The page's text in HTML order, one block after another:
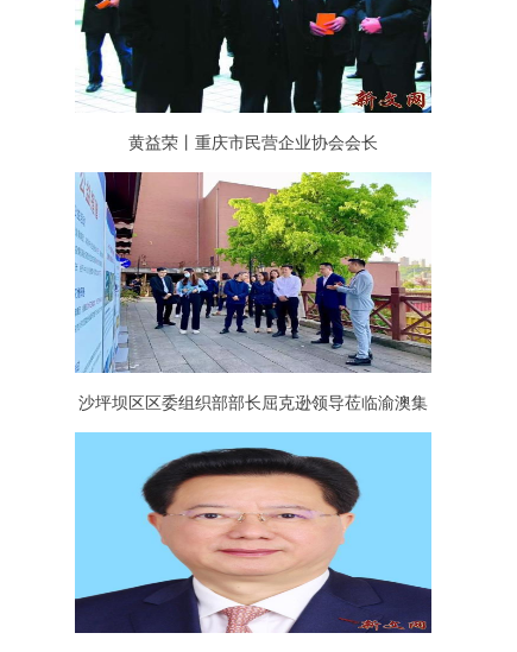
黄益荣丨重庆市民营企业协会会长
沙坪坝区区委组织部部长屈克逊领导莅临渝澳集
团调研指导园区党建工作